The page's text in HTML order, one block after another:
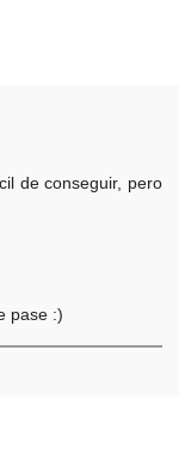
de conseguir, pero
pase :)